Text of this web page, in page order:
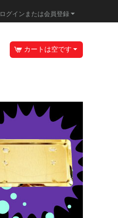
ログインまたは会員登録
カートは空です